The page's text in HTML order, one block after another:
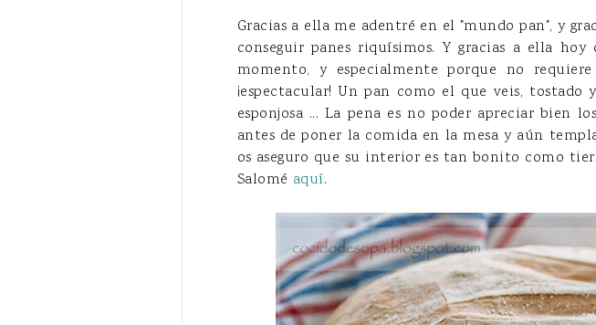
Gracias a ella me adentré en el "mundo pan", y
conseguir panes riquísimos. Y gracias a ella
momento, y especialmente porque no
¡espectacular! Un pan como el que veis,
esponjosa ... La pena es no poder apreciar bien
antes de poner la comida en la mesa y aún
os aseguro que su interior es tan bonito como
Salomé aquí.